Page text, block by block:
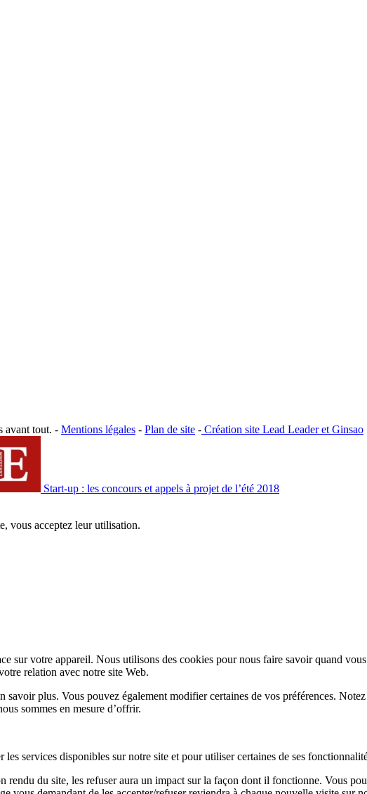
avant tout. - Mentions légales - Plan de site - ​Création site ​​Lead Leader​ et ​G​insao
Start-up : les concours et appels à projet de l’été 2018
vous acceptez leur utilisation.
sur votre appareil. Nous utilisons des cookies pour nous faire savoir quand
relation avec notre site Web.
plus. Vous pouvez également modifier certaines de vos préférences.
sommes en mesure d’offrir.
services disponibles sur notre site et pour utiliser certaines de ses
rendu du site, les refuser aura un impact sur la façon dont il fonctionne. Vous